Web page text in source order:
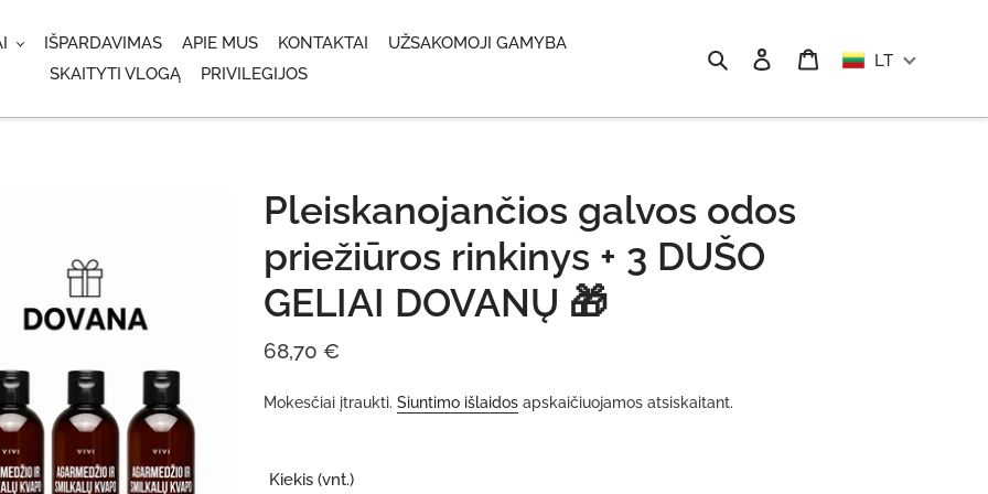
IŠPARDAVIMAS APIE MUS KONTAKTAI
UŽSAKOMOJI GAMYBA
SKAITYTI VLOGĄ
PRIVILEGIJOS
Ieškoti PrisijungtiKrepšelis
LT
Pleiskanojančios galvos odos
priežiūros rinkinys + 3 DUŠO
GELIAI DOVANŲ 🎁
Įprasta
68,70 €
Mokesčiai įtraukti. Siuntimo išlaidos apskaičiuojamos atsiskaitant.
Kiekis (vnt.)